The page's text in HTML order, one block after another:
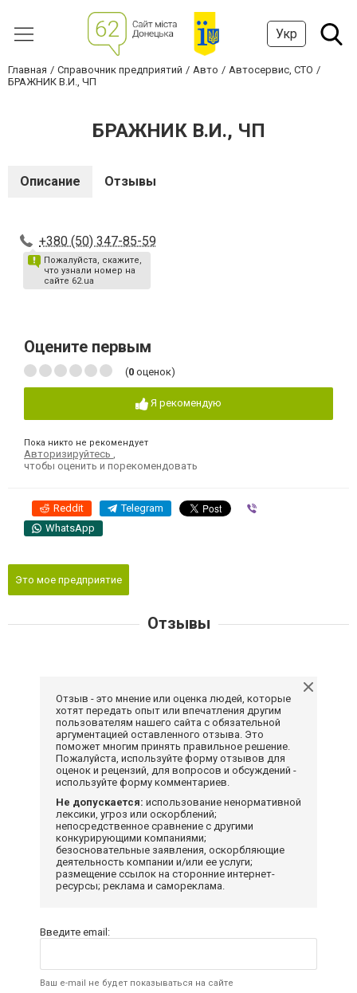
Укр
Главная Справочник предприятий Авто
Автосервис, СТО
БРАЖНИК В.И., ЧП
БРАЖНИК В.И., ЧП
Описание Отзывы
+380 (50) 347-85-59
Пожалуйста, скажите,
что узнали номер на
сайте 62.ua
Оцените первым
(0 оценок)
Я рекомендую
Пока никто не рекомендует
Авторизируйтесь
чтобы оценить и порекомендовать
Reddit Telegram
WhatsApp
Это мое предприятие
Отзывы
Отзыв - это мнение или оценка людей, которые
хотят передать опыт или впечатления другим
пользователям нашего сайта с обязательной
аргументацией оставленного отзыва. Это
поможет многим принять правильное решение.
Пожалуйста, используйте форму отзывов для
оценок и рецензий, для вопросов и обсуждений -
используйте форму комментариев.
Не допускается: использование ненормативной
лексики, угроз или оскорблений;
непосредственное сравнение с другими
конкурирующими компаниями;
безосновательные заявления, оскорбляющие
деятельность компании и/или ее услуги;
размещение ссылок на сторонние интернет-
ресурсы; реклама и самореклама.
Введите email:
Ваш e-mail не будет показываться на сайте